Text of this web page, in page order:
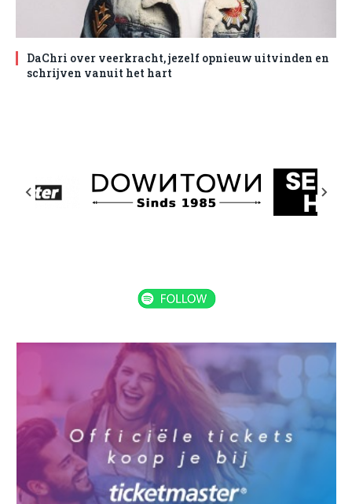
DaChri over veerkracht, jezelf opnieuw uitvinden en
schrijven vanuit het hart